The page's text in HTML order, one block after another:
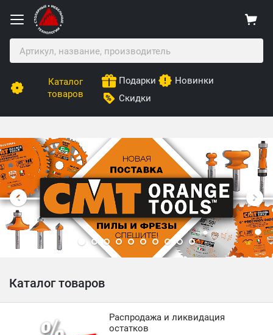
Каталог
товаров
Подарки
Новинки
Скидки
Столярные Мебельные Технологии
Каталог товаров
Распродажа и ликвидация
остатков